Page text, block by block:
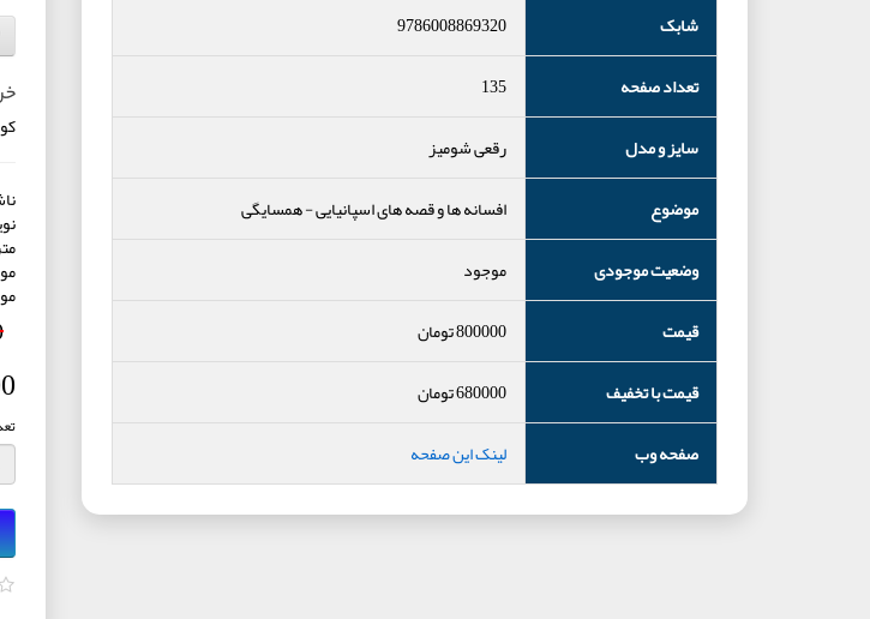
شابک
9786008869320
تعداد صفحه
135
سایز و مدل
رقعی شومیز
موضوع
افسانه ها و قصه های اسپانیایی-همسایگی
وضعیت موجودی
موجود
قیمت
800000تومان
قیمت با تخفیف
680000تومان
صفحه وب
لینک این صفحه